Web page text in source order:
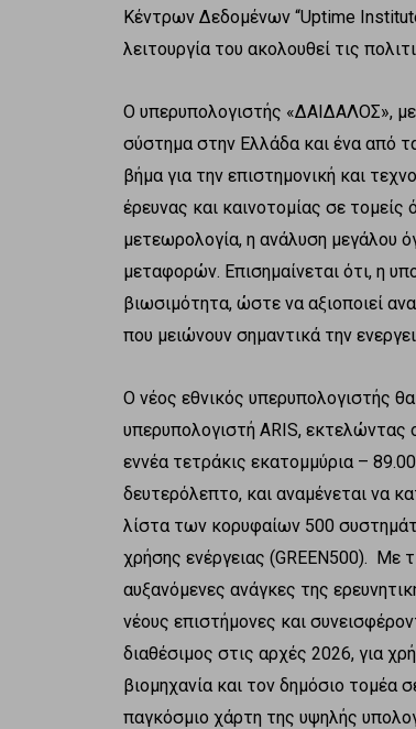
Κέντρων Δεδομένων “Uptime
λειτουργία του ακολουθεί τις
Ο υπερυπολογιστής «ΔΑΙΔΑΛΟΣ», με
σύστημα στην Ελλάδα και ένα από
βήμα για την επιστημονική και
έρευνας και καινοτομίας σε
μετεωρολογία, η ανάλυση μεγάλου
μεταφορών. Επισημαίνεται ότι, η
βιωσιμότητα, ώστε να αξιοποιεί
που μειώνουν σημαντικά την
Ο νέος εθνικός υπερυπολογιστής
υπερυπολογιστή ARIS, εκτελώντας
εννέα τετράκις εκατομμύρια –
δευτερόλεπτο, και αναμένεται να
λίστα των κορυφαίων 500
χρήσης ενέργειας (GREEN500). Με
αυξανόμενες ανάγκες της
νέους επιστήμονες και
διαθέσιμος στις αρχές 2026, για
βιομηχανία και τον δημόσιο τομέα
παγκόσμιο χάρτη της υψηλής